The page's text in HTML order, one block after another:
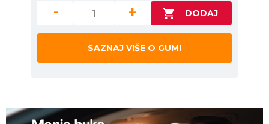
- +
SAZNAJ VIŠE O GUMI